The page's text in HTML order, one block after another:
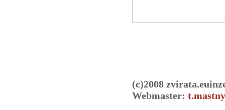
(c)2008
Webmaster: